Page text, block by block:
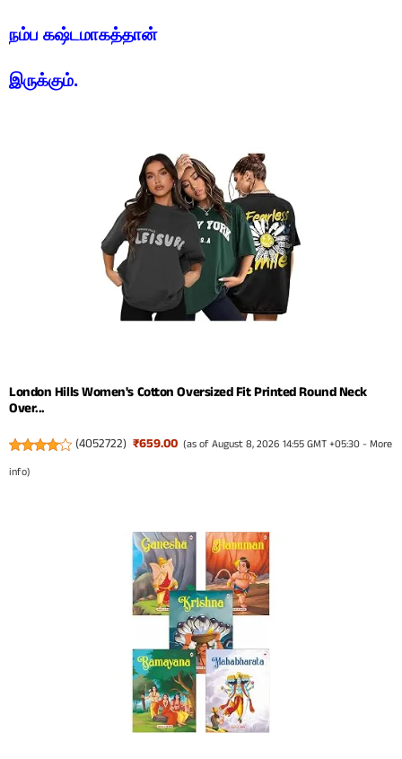
நம்ப கஷ்டமாகத்தான்
இருக்கும்.
London Hills Women's Cotton Oversized Fit Printed Round Neck
Over...
(4052722) ₹659.00 (as of August 8, 2026 14:55 GMT +05:30 -More
info)